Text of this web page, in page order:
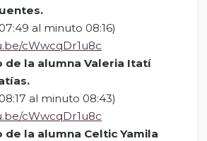
al minuto 08:16)
cWwcqDr1u8c
de la alumna Valeria Itatí
.
al minuto 08:43)
cWwcqDr1u8c
de la alumna Celtic Yamila